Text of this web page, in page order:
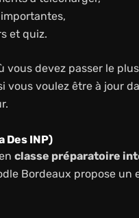
et quiz.
vous devez passer le
vous voulez être à jour
Des INP)
classe préparatoire
Bordeaux propose un